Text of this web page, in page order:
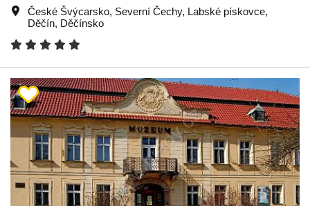
České Švýcarsko, Severní Čechy, Labské pískovce,
Děčín, Děčínsko